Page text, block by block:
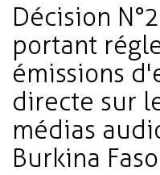
Décision
portant
émissions
directe sur
médias
Burkina Faso